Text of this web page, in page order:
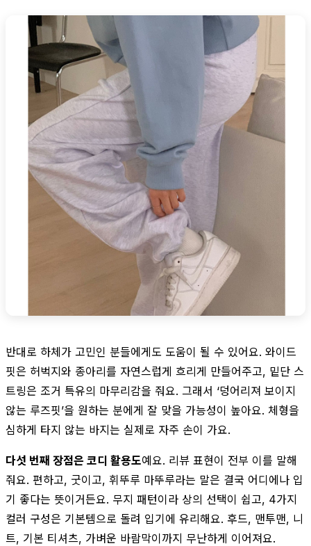
반대로 하체가 고민인 분들에게도 도움이 될 수 있어요. 와이드
핏은 허벅지와 종아리를 자연스럽게 흐리게 만들어주고, 밑단 스
트링은 조거 특유의 마무리감을 줘요. 그래서 ‘덩어리져 보이지
않는 루즈핏’을 원하는 분에게 잘 맞을 가능성이 높아요. 체형을
심하게 타지 않는 바지는 실제로 자주 손이 가요.
다섯 번째 장점은 코디 활용도예요. 리뷰 표현이 전부 이를 말해
줘요. 편하고, 굿이고, 휘뚜루 마뚜루라는 말은 결국 어디에나 입
기 좋다는 뜻이거든요. 무지 패턴이라 상의 선택이 쉽고, 4가지
컬러 구성은 기본템으로 돌려 입기에 유리해요. 후드, 맨투맨, 니
트, 기본 티셔츠, 가벼운 바람막이까지 무난하게 이어져요.